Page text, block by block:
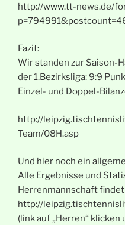
http://www.tt-news.de/
Fazit:
Wir standen zur Saison-
der 1.Bezirksliga: 9:9
Einzel- und Doppel-
http://
Team/08H.asp
Und hier noch ein
Alle Ergebnisse und
Herrenmannschaft
http://
(link auf „Herren“ klicken